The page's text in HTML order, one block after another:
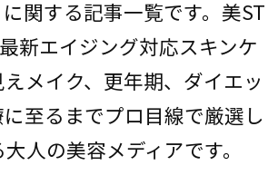
に関する記事一覧です。美ST
新エイジング対応スキンケ
メイク、更年期、ダイエッ
に至るまでプロ目線で厳選し
人の美容メディアです。